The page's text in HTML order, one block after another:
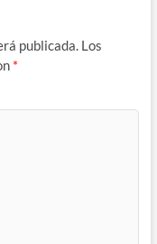
publicada. Los
*